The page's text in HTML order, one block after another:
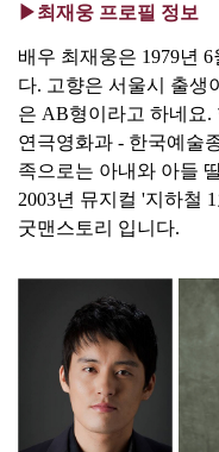
▶최재웅 프로필 정보
배우 최재웅은 1979년
다. 고향은 서울시 출생
은 AB형이라고 하네요.
연극영화과 - 한국예술
족으로는 아내와 아들
2003년 뮤지컬 '지하철
굿맨스토리 입니다.